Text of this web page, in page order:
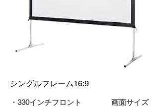
シングルフレーム16:9
・330インチフロント 画面サイズ